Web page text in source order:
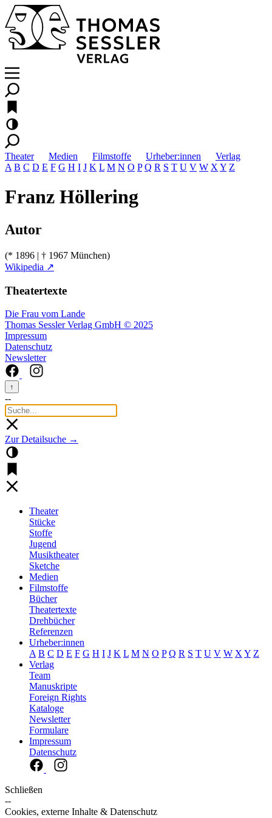
Theater Medien Filmstoffe Urheber:innen
Verlag
A B C D E F G H I J K L M N O P Q R S T U V W X Y Z
Franz Höllering
Autor
(* 1896 | † 1967 München)
Wikipedia ↗
Theatertexte
Die Frau vom Lande
Thomas Sessler Verlag GmbH © 2025
Impressum
Datenschutz
Newsletter
↑
--
Zur Detailsuche →
Theater
Stücke
Stoffe
Jugend
Musiktheater
Sketche
Medien
Filmstoffe
Bücher
Theatertexte
Drehbücher
Referenzen
Urheber:innen
A B C D E F G H I J K L M N O P Q R S T U V W X Y Z
Verlag
Team
Manuskripte
Foreign Rights
Kataloge
Newsletter
Formulare
Impressum
Datenschutz
Schließen
--
Cookies, externe Inhalte & Datenschutz